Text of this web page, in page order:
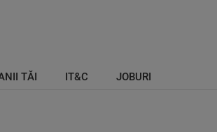
TĂI IT&C JOBURI